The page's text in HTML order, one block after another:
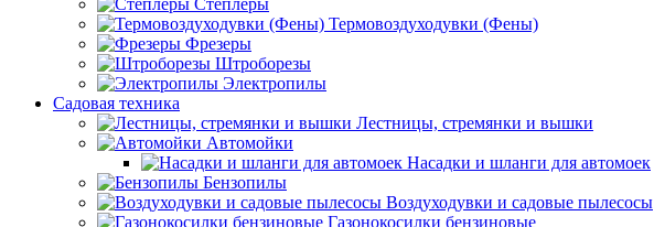
Степлеры
Термовоздуходувки (Фены)
Фрезеры
Штроборезы
Электропилы
Садовая техника
Лестницы, стремянки и вышки
Автомойки
Насадки и шланги для автомоек
Бензопилы
Воздуходувки и садовые пылесосы
Газонокосилки бензиновые